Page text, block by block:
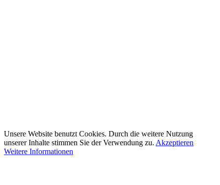
Unsere Website benutzt Cookies. Durch die weitere Nutzung
unserer Inhalte stimmen Sie der Verwendung zu. Akzeptieren
Weitere Informationen